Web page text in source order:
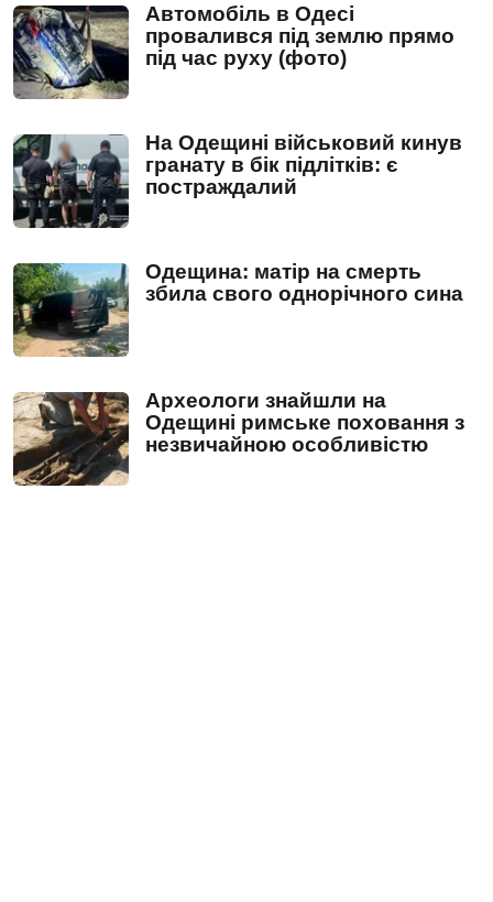
Автомобіль в Одесі
провалився під землю прямо
під час руху (фото)
На Одещині військовий кинув
гранату в бік підлітків: є
постраждалий
Одещина: матір на смерть
збила свого однорічного сина
Археологи знайшли на
Одещині римське поховання з
незвичайною особливістю